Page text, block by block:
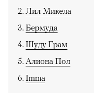
Лил Микела
Бермуда
Шуду Грам
Алиона Пол
Imma